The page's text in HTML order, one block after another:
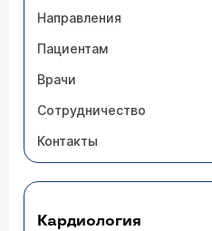
Направления
Пациентам
Врачи
Сотрудничество
Контакты
Кардиология